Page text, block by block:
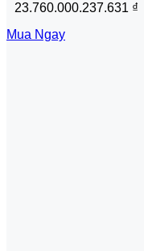
23.760.000.237.631 ₫
Mua Ngay